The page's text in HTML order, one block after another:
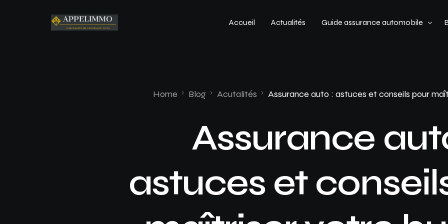
Accueil Actualités Guide assurance automobile
Profil de conducteur
Home Blog Acutalités Assurance auto : astuces et conseils pour
Assurance
astuces et